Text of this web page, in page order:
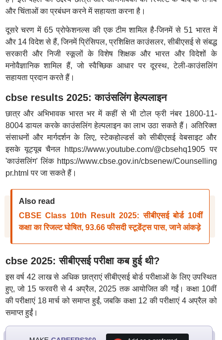
और चिंताओं का प्रबंधन करने में सहायता करना है।
दूसरे चरण में 65 प्रोफेशनल्स की एक टीम शामिल है-जिनमें से 51 भारत में
और 14 विदेश से हैं, जिनमें प्रिंसिपल, प्रशिक्षित काउंसलर, सीबीएसई से संबद्ध
सरकारी और निजी स्कूलों के विशेष शिक्षक और भारत और विदेशों के
मनोवैज्ञानिक शामिल हैं, जो स्वैच्छिक आधार पर दूरस्थ, टेली-काउंसलिंग
सहायता प्रदान करते हैं।
cbse results 2025: काउंसलिंग हेल्पलाइन
छात्र और अभिभावक भारत भर में कहीं से भी टोल फ्री नंबर 1800-11-
8004 डायल करके काउंसलिंग हेल्पलाइन का लाभ उठा सकते हैं। अतिरिक्त
संसाधनों और मार्गदर्शन के लिए, स्टेकहोल्डर्स को सीबीएसई वेबसाइट और
इसके यूट्यूब चैनल https://www.youtube.com/@cbsehq1905 पर
'काउंसलिंग' लिंक https://www.cbse.gov.in/cbsenew/Counselling
pr.html पर जा सकते हैं।
Also read
CBSE Class 10th Result 2025: सीबीएसई बोर्ड 10वीं
कक्षा का रिजल्ट घोषित, 93.66 फीसदी स्टूडेंट्स पास, जाने आंकड़े
cbse 2025: सीबीएसई परीक्षा कब हुई थी?
इस वर्ष 42 लाख से अधिक छात्राएं सीबीएसई बोर्ड परीक्षाओं के लिए उपस्थित
हुए, जो 15 फरवरी से 4 अप्रैल, 2025 तक आयोजित की गईं। कक्षा 10वीं
की परीक्षाएं 18 मार्च को समाप्त हुईं, जबकि कक्षा 12 की परीक्षाएं 4 अप्रैल को
समाप्त हुईं।